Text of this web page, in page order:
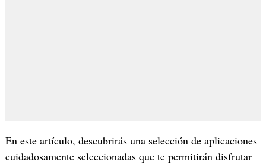
En este artículo, descubrirás una selección de aplicaciones
cuidadosamente seleccionadas que te permitirán disfrutar